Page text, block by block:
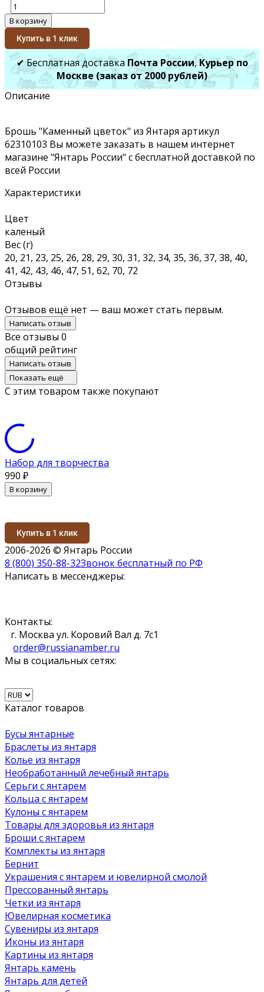
В корзину
Купить в 1 клик
✔ Бесплатная доставка Почта России,Курьер по
Москве (заказ от 2000 рублей)
Описание
Брошь "Каменный цветок" из Янтаря артикул
62310103 Вы можете заказать в нашем интернет
магазине "Янтарь России" с бесплатной доставкой по
всей России
Характеристики
Цвет
каленый
Вес (г)
20, 21, 23, 25, 26, 28, 29, 30, 31, 32, 34, 35, 36, 37, 38, 40,
41, 42, 43, 46, 47, 51, 62, 70, 72
Отзывы
Отзывов ещё нет — ваш может стать первым.
Написать отзыв
Все отзывы 0
общий рейтинг
Написать отзыв
Показать ещё
С этим товаром также покупают
Набор для творчества
990 ₽
В корзину
Купить в 1 клик
2006-2026 © Янтарь России
8 (800) 350-88-32Звонок бесплатный по РФ
Написать в мессенджеры:
Контакты:
г. Москва ул. Коровий Вал д. 7с1
order@russianamber.ru
Мы в социальных сетях:
Каталог товаров
Бусы янтарные
Браслеты из янтаря
Колье из янтаря
Необработанный лечебный янтарь
Серьги с янтарем
Кольца с янтарем
Кулоны с янтарем
Товары для здоровья из янтаря
Броши с янтарем
Комплекты из янтаря
Бернит
Украшения с янтарем и ювелирной смолой
Прессованный янтарь
Четки из янтаря
Ювелирная косметика
Сувениры из янтаря
Иконы из янтаря
Картины из янтаря
Янтарь камень
Янтарь для детей